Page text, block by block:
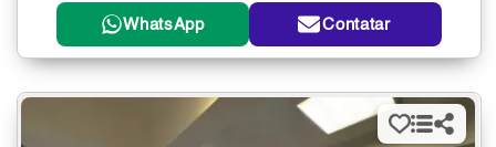
WhatsApp Contatar